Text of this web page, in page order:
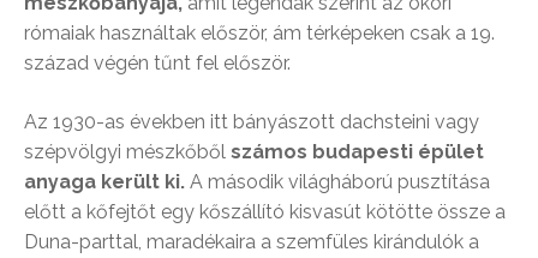
rómaiak használtak először, ám térképeken csak a 19.
század végén tűnt fel először.
Az 1930-as években itt bányászott dachsteini vagy
szépvölgyi mészkőből számos budapesti épület
anyaga került ki. A második világháború pusztítása
előtt a kőfejtőt egy kőszállító kisvasút kötötte össze a
Duna-parttal, maradékaira a szemfüles kirándulók a